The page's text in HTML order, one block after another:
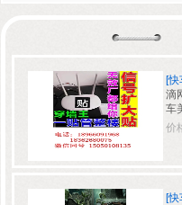
[
滴
车
价
[